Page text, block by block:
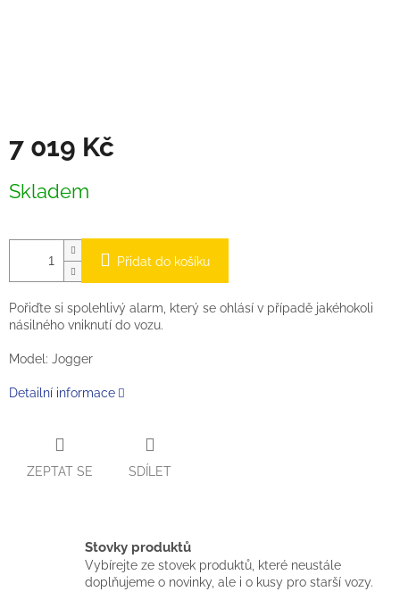
7 019 Kč
cena:
Skladem
Přidat do košíku
Pořiďte si spolehlivý alarm, který se ohlásí v případě jakéhokoli
násilného vniknutí do vozu.
Model: Jogger
Detailní informace
ZEPTAT SE SDÍLET
Stovky produktů
Vybírejte ze stovek produktů, které neustále
doplňujeme o novinky, ale i o kusy pro starší vozy.